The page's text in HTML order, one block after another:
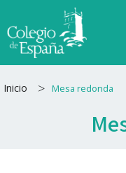
al
contenido
Inicio > Mesa redonda